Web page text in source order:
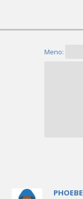
Meno:
PHOEBE